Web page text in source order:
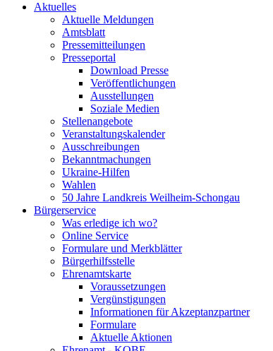
Aktuelles
Aktuelle Meldungen
Amtsblatt
Pressemitteilungen
Presseportal
Download Presse
Veröffentlichungen
Ausstellungen
Soziale Medien
Stellenangebote
Veranstaltungskalender
Ausschreibungen
Bekanntmachungen
Ukraine-Hilfen
Wahlen
50 Jahre Landkreis Weilheim-Schongau
Bürgerservice
Was erledige ich wo?
Online Service
Formulare und Merkblätter
Bürgerhilfsstelle
Ehrenamtskarte
Voraussetzungen
Vergünstigungen
Informationen für Akzeptanzpartner
Formulare
Aktuelle Aktionen